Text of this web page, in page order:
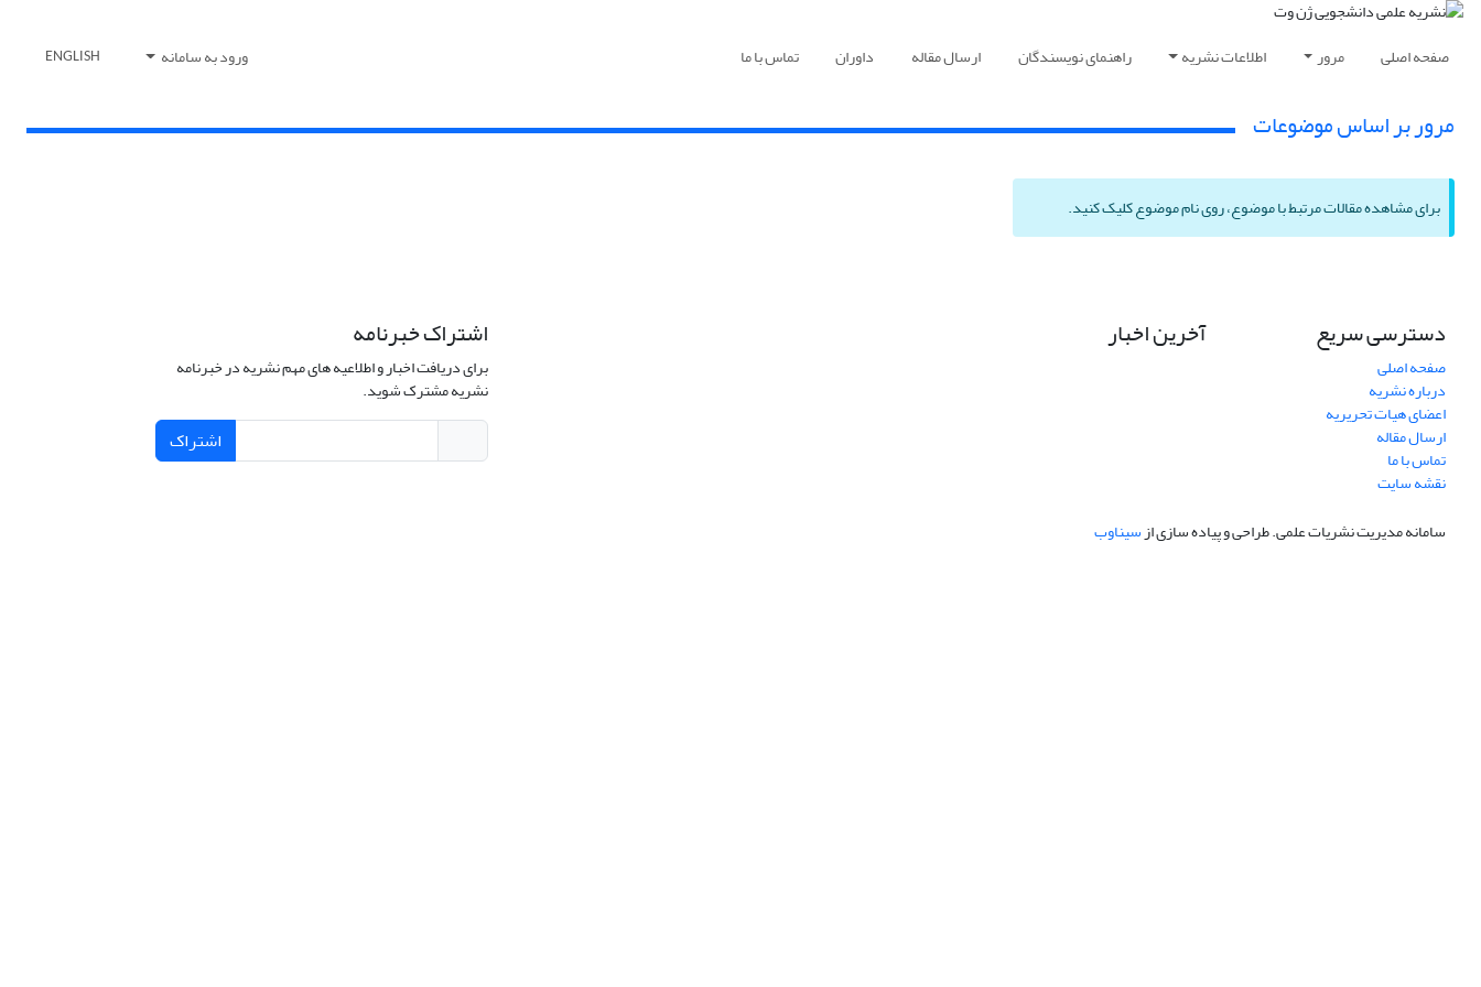
صفحه اصلی مرور اطلاعات نشریه راهنمای نویسندگان ارسال مقاله داوران تماس با ما ورود به سامانه ENGLISH
مرور بر اساس موضوعات
برای مشاهده مقالات مرتبط با موضوع، روی نام موضوع کلیک کنید.
دسترسی سریع
صفحه اصلی
درباره نشریه
اعضای هیات تحریریه
ارسال مقاله
تماس با ما
نقشه سایت
آخرین اخبار اشتراک خبرنامه
برای دریافت اخبار و اطلاعیه های مهم نشریه در خبرنامه
نشریه مشترک شوید.
اشتراک
سامانه مدیریت نشریات علمی.طراحی و پیاده سازی ازسیناوب